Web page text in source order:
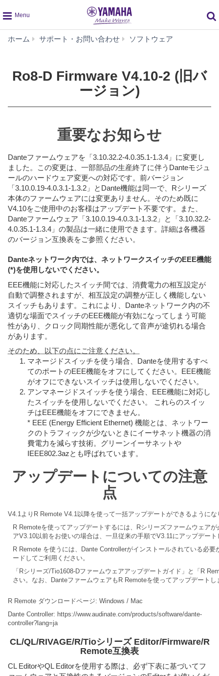
global
navigation
ホーム サポート・お問い合わせ ソフトウェア
V4.10-
2
Ro8-D Firmware V4.10-2 (旧バ
ージョン)
重要なお知らせ
Danteファームウェアを「3.10.32.2-4.0.35.1-1.3.4」に変更し
ました。この変更は、一部部品の生産終了に伴うDanteモジュ
ールのハードウェア変更への対応です。前バージョン
「3.10.0.19-4.0.3.1-1.3.2」とDante機能は同一で、Rシリーズ
本体のファームウェアには変更ありません。そのため既に
V4.10をご使用中のお客様はアップデート不要です。また、
Danteファームウェア「3.10.0.19-4.0.3.1-1.3.2」と「3.10.32.2-
4.0.35.1-1.3.4」の製品は一緒に使用できます。詳細は各機器
のバージョン互換表をご参照ください。
Danteネットワーク内では、ネットワークスイッチのEEE機能
(*)を使用しないでください。
EEE機能に対応したスイッチ間では、消費電力の相互設定が
自動で調整されますが、相互設定の調整が正しく機能しない
スイッチもあります。これにより、Danteネットワーク内の不
適切な場面でスイッチのEEE機能が有効になってしまう可能
性があり、クロック同期性能が悪化して音声が途切れる場合
があります。
そのため、以下の点にご注意ください。
マネージドスイッチを使う場合、Danteを使用するすべ
てのポートのEEE機能をオフにしてください。EEE機能
がオフにできないスイッチは使用しないでください。
アンマネージドスイッチを使う場合、EEE機能に対応し
たスイッチを使用しないでください。 これらのスイッ
チはEEE機能をオフにできません。
* EEE (Energy Efficient Ethernet) 機能とは、ネットワー
クのトラフィックが少ないときにイーサネット機器の消
費電力を減らす技術。グリーンイーサネットや
IEEE802.3azとも呼ばれています。
アップデートについての注意
点
V4.1よりR Remote V4.1以降を使って一括アップデートができるようにな
R Remoteを使ってアップデートするには、Rシリーズファームウェア
アV3.10以前をお使いの場合は、一旦従来の手順でV3.11にアップデー
R Remote を使うには、Dante Controllerがインストールされている必
ードしてご利用ください。
「Rシリーズ/Tio1608-Dファームウェアアップデートガイド」と「R
さい。なお、DanteファームウェアもR Remoteを使ってアップデートし
R Remote ダウンロードページ: Windows / Mac
Dante Controller: https://www.audinate.com/products/software/dante-
controller?lang=ja
CL/QL/RIVAGE/R/Tioシリーズ Editor/Firmware/R
Remote互換表
CL EditorやQL Editorを使用する際は、必ず下表に基づいてフ